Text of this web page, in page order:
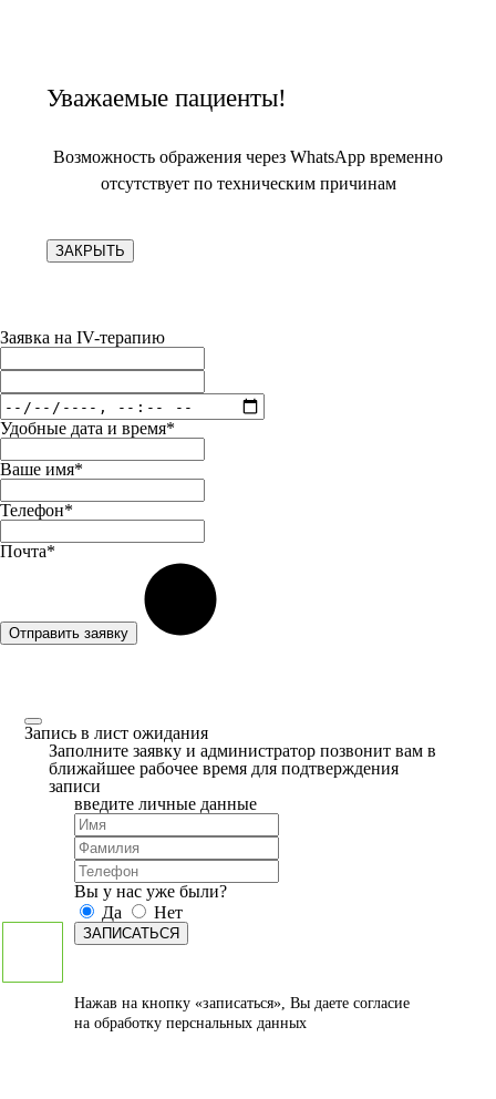
Уважаемые пациенты!
Возможность ображения через WhatsApp временно
отсутствует по техническим причинам
ЗАКРЫТЬ
Заявка на IV-терапию
Удобные дата и время*
Ваше имя*
Телефон*
Почта*
Отправить заявку
Запись в лист ожидания
Заполните заявку и администратор позвонит вам в
ближайшее рабочее время для подтверждения
записи
введите личные данные
Вы у нас уже были?
Да
Нет
ЗАПИСАТЬСЯ
Нажав на кнопку «записаться», Вы даете согласие
на обработку перснальных данных